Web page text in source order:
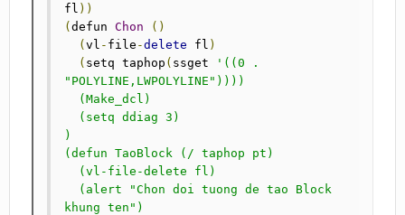
fl ))
(defun Chon
()
(vl - file -delete fl )
( setq taphop ( ssget
'((0 .
"POLYLINE,LWPOLYLINE"))))
)
(defun TaoBlock (/ taphop pt)
khung ten")